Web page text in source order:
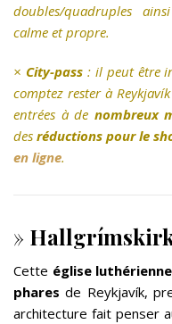
doubles/quadruples
calme et propre.
× City-pass: il peut être
comptez rester à
entrées à de nombreux
des réductions pour le
en ligne.
»
Cette église luthérienne
phares de Reykjavík,
architecture fait penser